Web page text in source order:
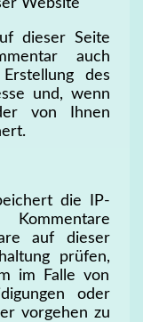
Website
dieser Seite
auch
des
und, wenn
von Ihnen
die IP-
auf dieser
prüfen,
im Falle von
oder
vorgehen zu